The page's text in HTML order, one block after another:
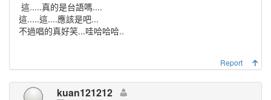
這.....真的是台語嗎....
這.....這....應該是吧...
不過唱的真好笑...哇哈哈哈..
Report
kuan121212